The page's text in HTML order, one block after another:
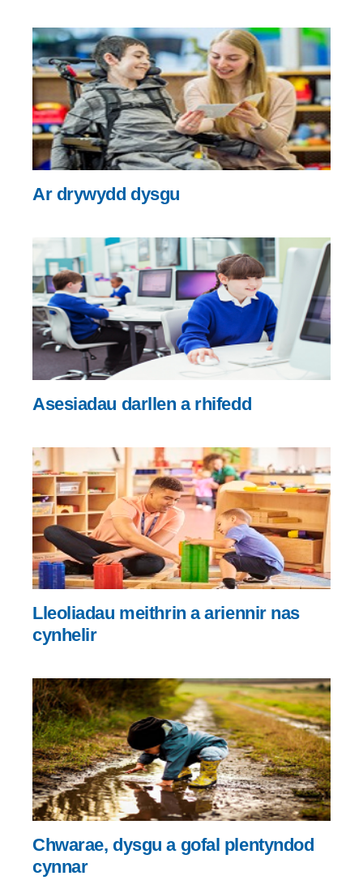
Ar drywydd dysgu
Asesiadau darllen a rhifedd
Lleoliadau meithrin a ariennir nas
cynhelir
Chwarae, dysgu a gofal plentyndod
cynnar